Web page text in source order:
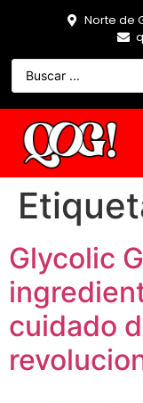
Norte de
Glycolic
cuidado